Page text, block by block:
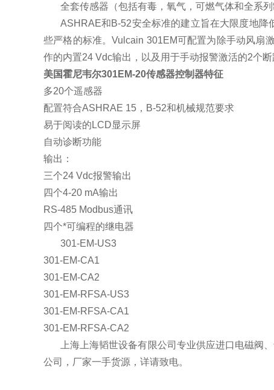
全套传感器（包括有毒，氧气，可燃气体和全系
ASHRAE和B-52安全标准的建立旨在大限度地降
些严格的标准。Vulcain 301EM可配置为除手动风扇
作的内置24 Vdc输出，以及用于手动报警激活的2个
美国霍尼韦尔301EM-20传感器控制器特征
多20个遥感器
配置符合ASHRAE 15，B-52和机械规范要求
易于阅读的LCD显示屏
自动诊断功能
输出：
三个24 Vdc报警输出
四个4-20 mA输出
RS-485 Modbus通讯
四个*可编程的继电器
301-EM-US3
301-EM-CA1
301-EM-CA2
301-EM-RFSA-US3
301-EM-RFSA-CA1
301-EM-RFSA-CA2
上海上海韬世设备有限公司专业供应进口电磁阀
公司，厂家一手货源，详请致电。